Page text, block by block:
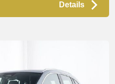
Details